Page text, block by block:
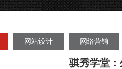
网站设计 网络营销
骐秀学堂